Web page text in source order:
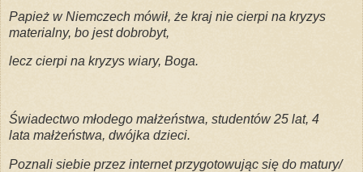
Papież w Niemczech mówił, że kraj nie cierpi na kryzys
materialny, bo jest dobrobyt,
lecz cierpi na kryzys wiary, Boga.
Świadectwo młodego małżeństwa, studentów 25 lat, 4
lata małżeństwa, dwójka dzieci.
Poznali siebie przez internet przygotowując się do matury/